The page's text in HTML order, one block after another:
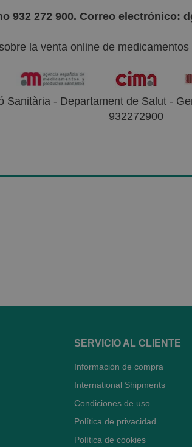
932 272 900. Correo electrónico:
la venta online de
Sanitària - Departament de Salut -
932272900
SERVICIO AL CLIENTE
Información de compra
International Shipments
Condiciones de uso
Política de privacidad
Política de cookies